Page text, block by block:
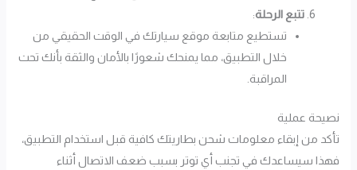
تتبع الرحلة:
تستطيع متابعة موقع سيارتك في الوقت الحقيقي من
خلال التطبيق، مما يمنحك شعورًا بالأمان والثقة بأنك تحت
المراقبة.
نصيحة عملية
تأكد من إبقاء معلومات شحن بطاريتك كافية قبل استخدام التطبيق،
فهذا سيساعدك في تجنب أي توتر بسبب ضعف الاتصال أثناء